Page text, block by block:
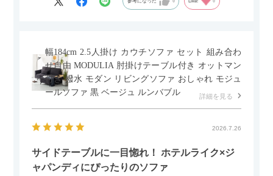
幅184cm 2.5人掛け カウチソファ セット 組み合わ
せ自由 MODULIA 肘掛けテーブル付き オットマン
付き 撥水 モダン リビングソファ おしゃれ モジュ
ールソファ 黒 ベージュ ルンバブル
詳細を見る
2026.7.26
サイドテーブルに一目惚れ！ ホテルライク×ジ
ャパンディにぴったりのソファ